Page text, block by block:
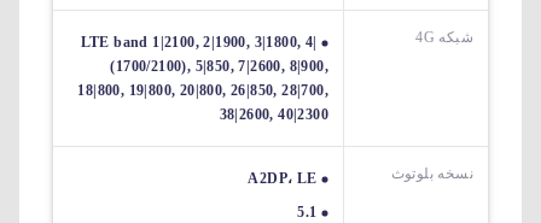
شبکه 4G
LTE band 1|2100, 2|1900, 3|1800, 4|
(1700/2100), 5|850, 7|2600, 8|900,
18|800, 19|800, 20|800, 26|850, 28|700,
38|2600, 40|2300
نسخه بلوتوث
A2DP، LE
5.1